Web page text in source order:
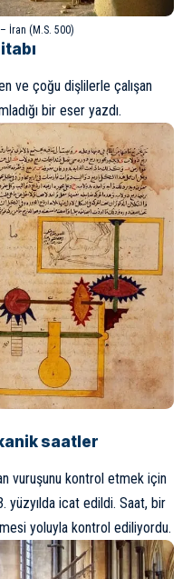
İran (M.S. 500)
ve çoğu dişlilerle çalışan
bir eser yazdı.
saatler
vuruşunu kontrol etmek için
yüzyılda icat edildi. Saat, bir
yoluyla kontrol ediliyordu.